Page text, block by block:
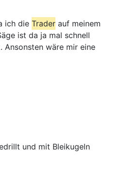
ich die Trader auf meinem
ist da ja mal schnell
Ansonsten wäre mir eine
und mit Bleikugeln